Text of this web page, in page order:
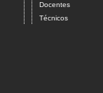
Docentes
Técnicos